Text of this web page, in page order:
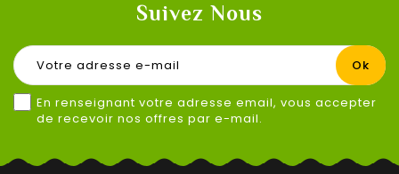
Suivez Nous
En renseignant votre adresse email, vous accepter
de recevoir nos offres par e-mail.